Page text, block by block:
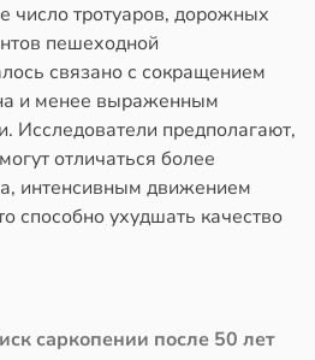
число тротуаров, дорожных
пешеходной
связано с сокращением
и менее выраженным
Исследователи предполагают,
отличаться более
интенсивным движением
способно ухудшать качество
саркопении после 50 лет